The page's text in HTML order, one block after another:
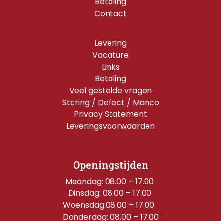
Contact
Levering
Vacature
Links
Betaling
Veel gestelde vragen
Storing / Defect / Manco
Privacy Statement
Leveringsvoorwaarden
Openingstijden
Maandag: 08.00 – 17.00
Dinsdag: 08.00 – 17.00
Woensdag:08.00 – 17.00
Donderdag: 08.00 – 17.00